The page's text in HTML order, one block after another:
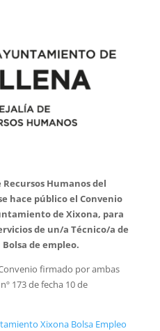
Humanos del
hace público el Convenio
de Xixona, para
de un/a Técnico/a de
de empleo.
firmado por ambas
173 de fecha 10 de
Xixona Bolsa Empleo